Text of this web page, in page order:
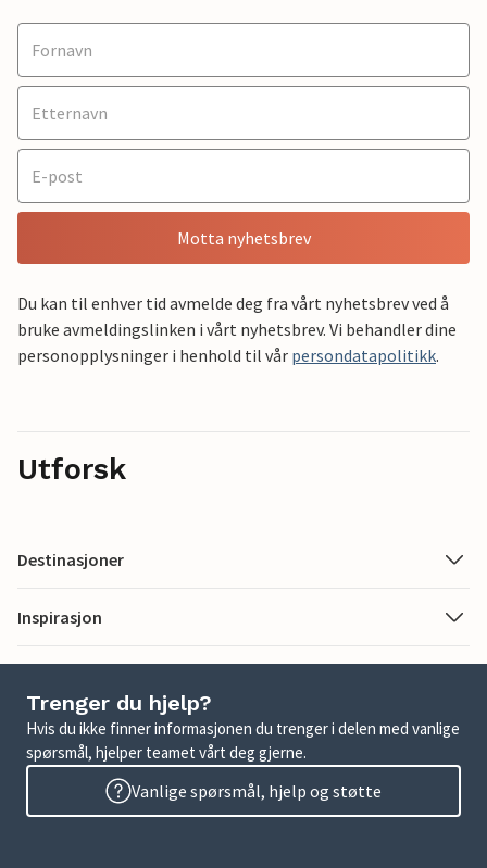
Motta nyhetsbrev
Du kan til enhver tid avmelde deg fra vårt nyhetsbrev ved å
bruke avmeldingslinken i vårt nyhetsbrev. Vi behandler dine
personopplysninger i henhold til vår persondatapolitikk.
Utforsk
Destinasjoner
Inspirasjon
Trenger du hjelp?
Hvis du ikke finner informasjonen du trenger i delen med vanlige
spørsmål, hjelper teamet vårt deg gjerne.
Vanlige spørsmål, hjelp og støtte